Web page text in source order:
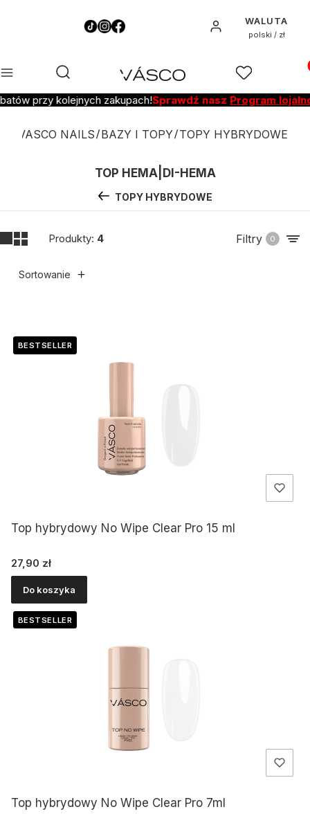
Zaloguj sięWALUTA
polski / zł
Menu Otwórz wyszukiwarkę
Szukaj Ulubione
przy kolejnych zakupach!Sprawdź naszProgram
VASCO NAILS BAZY I TOPY TOPY HYBRYDOWE
TOP HEMA|DI-HEMA
TOPY HYBRYDOWE
Produkty: 4 Filtry 0
Sortowanie
Lista produktów
BESTSELLER
Top hybrydowy No Wipe Clear Pro 15 ml
Cena
27,90 zł
Do koszyka
BESTSELLER
Top hybrydowy No Wipe Clear Pro 7ml